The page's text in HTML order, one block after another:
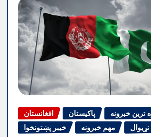
افغانستان پاکیستان
ترین خبرونه
خیبر پښتونخوا
مهم خبرونه نړیوال